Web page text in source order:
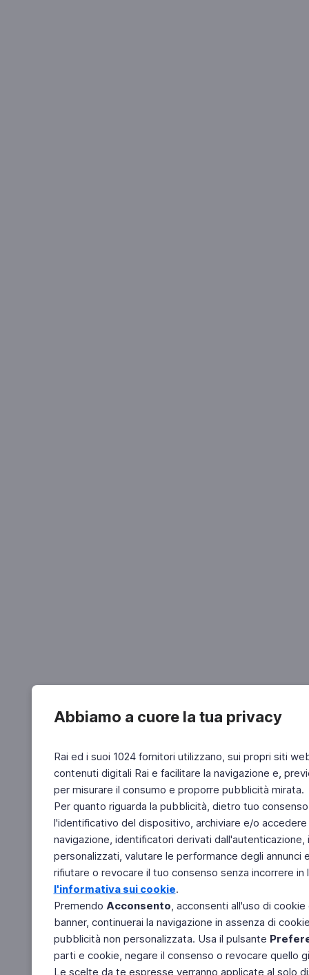
Abbiamo a cuore la tua privacy
Rai ed i suoi 1024 fornitori utilizzano, sui propri siti
contenuti digitali Rai e facilitare la navigazione e,
per misurare il consumo e proporre pubblicità mirata.
Per quanto riguarda la pubblicità, dietro tuo
l'identificativo del dispositivo, archiviare e/o
navigazione, identificatori derivati
personalizzati, valutare le performance degli
rifiutare o revocare il tuo consenso senza incorrere
l'informativa sui cookie.
Premendo Acconsento, acconsenti all'uso di
banner, continuerai la navigazione in assenza di
pubblicità non personalizzata. Usa il pulsante
parti e cookie, negare il consenso o revocare quello
Le scelte da te espresse verranno applicate al solo